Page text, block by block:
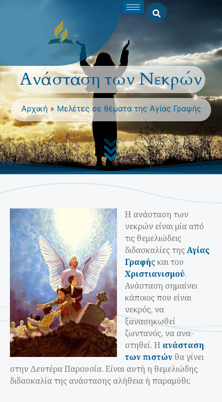
Ανάσταση των Νεκρών
Αρχική» Μελέτες σε θέματα της Αγίας Γραφής
Η ανάσταση των
νεκρών είναι μία από
τις θεμελιώδεις
διδασκαλίες τηςΑγίας
Γραφής και του
Χριστιανισμού.
Ανάσταση σημαίνει
κάποιος που είναι
νεκρός, να
ξανασηκωθεί
ζωντανός, να ανα-
στηθεί. Η ανάσταση
των πιστών θα γίνει
στην Δευτέρα Παρουσία. Είναι αυτή η θεμελιώδης
διδασκαλία της ανάστασης αλήθεια ή παραμύθι;